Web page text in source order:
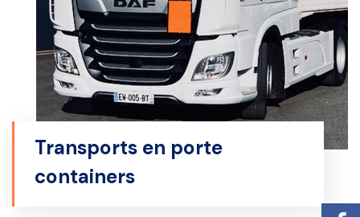
Transports en porte
containers